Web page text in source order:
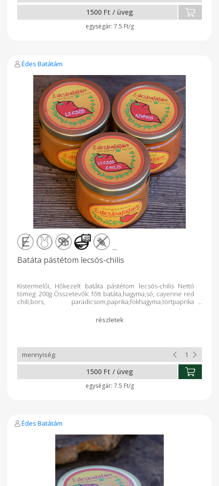
1500 Ft / üveg
7.5 Ft/g
Édes Batátám
...
Batáta pástétom lecsós-chilis
Kistermelői, Hőkezelt batáta pástétom lecsós-chilis Nettó
tömeg: 200g Összetevők: főtt batáta,hagyma,só, cayenne red
chili,bors, paradicsom,paprika,fokhagyma,törtpaprika
chipshez, pizza-melegszendvics krémnek, sült húsokhoz,
zöldségköretek színesítéséhez, nyers zöldségek
1500 Ft / üveg
7.5 Ft/g
Édes Batátám